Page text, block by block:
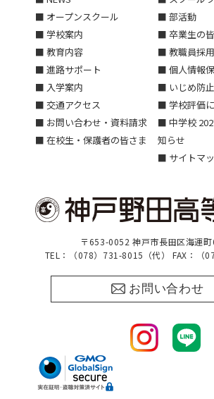
■ オープンスクール
■ 学校案内
■ 教育内容
■ 進路サポート
■ 入学案内
■ 交通アクセス
■ お問い合わせ・資料請求
■ 在校生・保護者の皆さま
■ 部活動
■ 卒業生の
■ 教職員採用
■ 個人情報
■ いじめ防
■ 学校評価
■ 中学校
知らせ
■ サイトマ
〒653-0052 神戸市長田区海運
TEL：（078）731-8015（代） FAX：（
お問い合わせ